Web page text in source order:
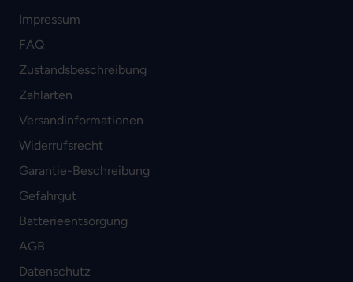
Impressum
FAQ
Zustandsbeschreibung
Zahlarten
Versandinformationen
Widerrufsrecht
Garantie-Beschreibung
Gefahrgut
Batterieentsorgung
AGB
Datenschutz